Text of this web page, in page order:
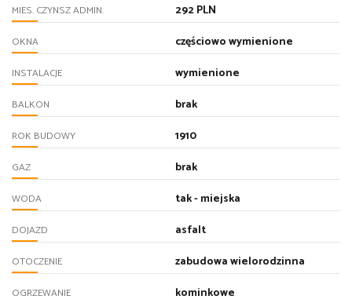
MIES. CZYNSZ ADMIN. 292 PLN
OKNA częściowo wymienione
INSTALACJE wymienione
BALKON brak
ROK BUDOWY 1910
GAZ brak
WODA tak - miejska
DOJAZD asfalt
OTOCZENIE zabudowa wielorodzinna
OGRZEWANIE kominkowe